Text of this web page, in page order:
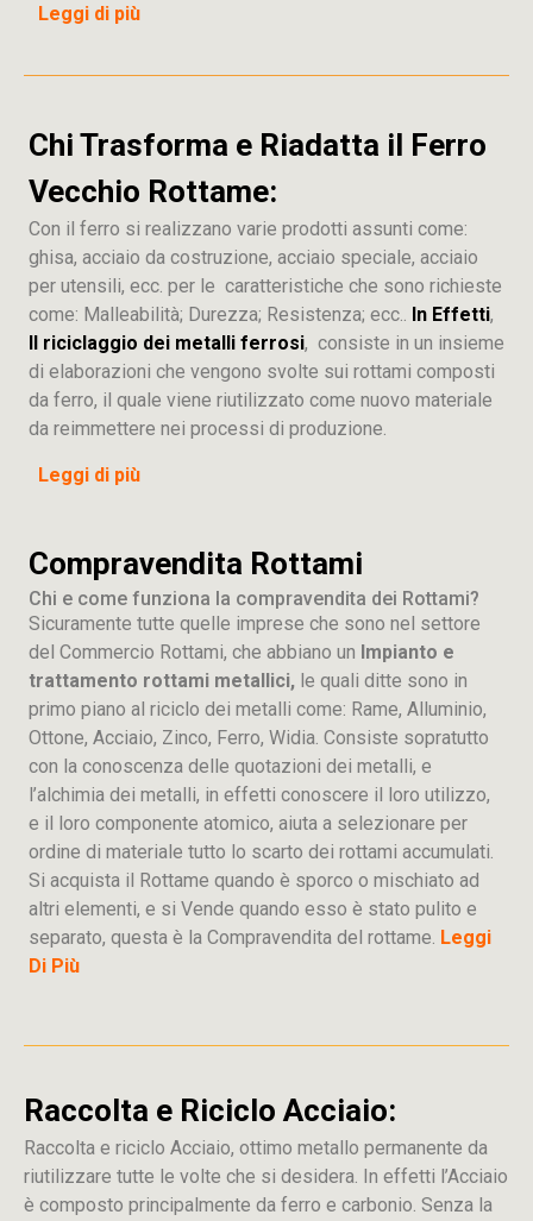
Leggi di più
Chi Trasforma e Riadatta il Ferro
Vecchio Rottame:
Con il ferro si realizzano varie prodotti assunti come:
ghisa, acciaio da costruzione, acciaio speciale, acciaio
per utensili, ecc. per le caratteristiche che sono richieste
come: Malleabilità; Durezza; Resistenza; ecc.. In Effetti,
Il riciclaggio dei metalli ferrosi, consiste in un insieme
di elaborazioni che vengono svolte sui rottami composti
da ferro, il quale viene riutilizzato come nuovo materiale
da reimmettere nei processi di produzione.
Leggi di più
Compravendita Rottami
Chi e come funziona la compravendita dei Rottami?
Sicuramente tutte quelle imprese che sono nel settore
del Commercio Rottami, che abbiano un Impianto e
trattamento rottami metallici, le quali ditte sono in
primo piano al riciclo dei metalli come: Rame, Alluminio,
Ottone, Acciaio, Zinco, Ferro, Widia. Consiste sopratutto
con la conoscenza delle quotazioni dei metalli, e
l’alchimia dei metalli, in effetti conoscere il loro utilizzo,
e il loro componente atomico, aiuta a selezionare per
ordine di materiale tutto lo scarto dei rottami accumulati.
Si acquista il Rottame quando è sporco o mischiato ad
altri elementi, e si Vende quando esso è stato pulito e
separato, questa è la Compravendita del rottame. Leggi
Di Più
Raccolta e Riciclo Acciaio:
Raccolta e riciclo Acciaio, ottimo metallo permanente da
riutilizzare tutte le volte che si desidera. In effetti l’Acciaio
è composto principalmente da ferro e carbonio. Senza la